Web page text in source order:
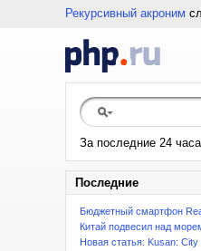
Рекурсивный акроним
За последние 24
Последние
Бюджетный смартфон
Китай подвесил над
Новая статья: Kusan: City